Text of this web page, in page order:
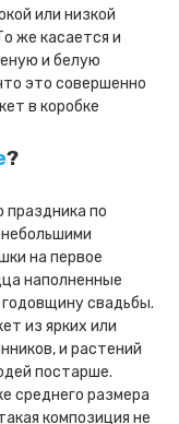
или низкой
же касается и
и белую
это совершенно
?
праздника по
на первое
наполненные
свадьбы.
из ярких или
и растений
постарше.
среднего размера
композиция не